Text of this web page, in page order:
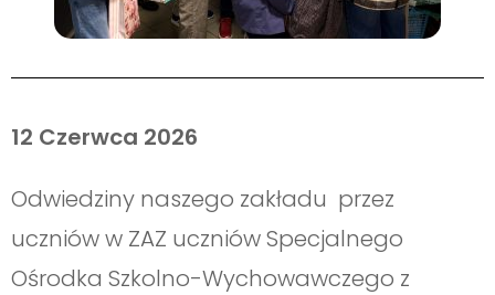
12 Czerwca 2026
Odwiedziny naszego zakładu przez
uczniów w ZAZ uczniów Specjalnego
Ośrodka Szkolno-Wychowawczego z